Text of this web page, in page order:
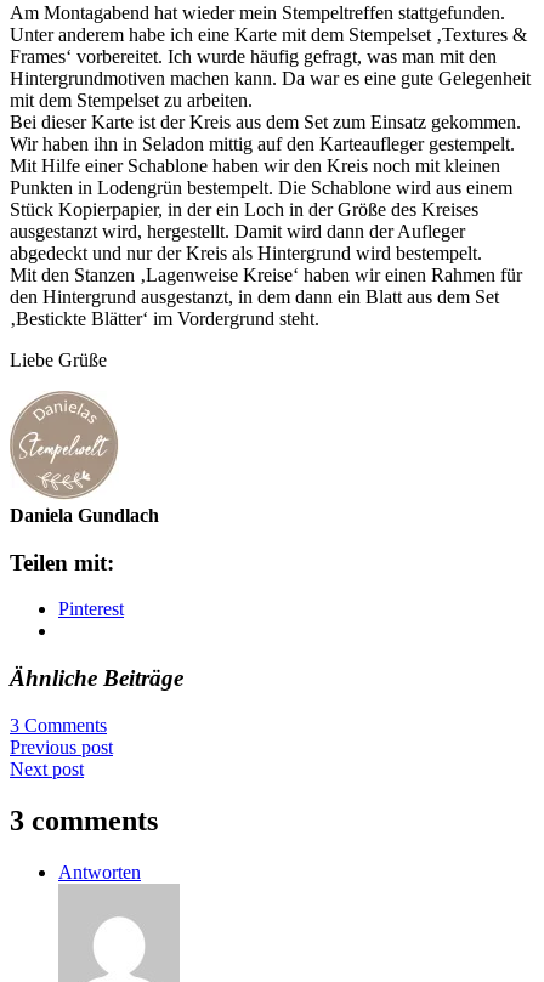
Am Montagabend hat wieder mein Stempeltreffen stattgefunden.
Unter anderem habe ich eine Karte mit dem Stempelset ‚Textures &
Frames‘ vorbereitet. Ich wurde häufig gefragt, was man mit den
Hintergrundmotiven machen kann. Da war es eine gute Gelegenheit
mit dem Stempelset zu arbeiten.
Bei dieser Karte ist der Kreis aus dem Set zum Einsatz gekommen.
Wir haben ihn in Seladon mittig auf den Karteaufleger gestempelt.
Mit Hilfe einer Schablone haben wir den Kreis noch mit kleinen
Punkten in Lodengrün bestempelt. Die Schablone wird aus einem
Stück Kopierpapier, in der ein Loch in der Größe des Kreises
ausgestanzt wird, hergestellt. Damit wird dann der Aufleger
abgedeckt und nur der Kreis als Hintergrund wird bestempelt.
Mit den Stanzen ‚Lagenweise Kreise‘ haben wir einen Rahmen für
den Hintergrund ausgestanzt, in dem dann ein Blatt aus dem Set
‚Bestickte Blätter‘ im Vordergrund steht.
Liebe Grüße
Daniela Gundlach
Teilen mit:
Pinterest
Ähnliche Beiträge
3 Comments
Previous post
Next post
3 comments
Antworten